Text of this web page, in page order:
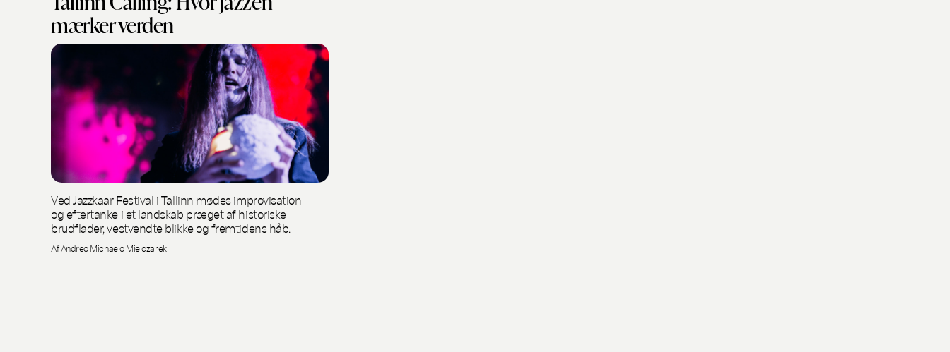
mærker verden
Ved Jazzkaar Festival i Tallinn mødes improvisation
og eftertanke i et landskab præget af historiske
brudflader, vestvendte blikke og fremtidens håb.
Af Andreo Michaelo Mielczarek